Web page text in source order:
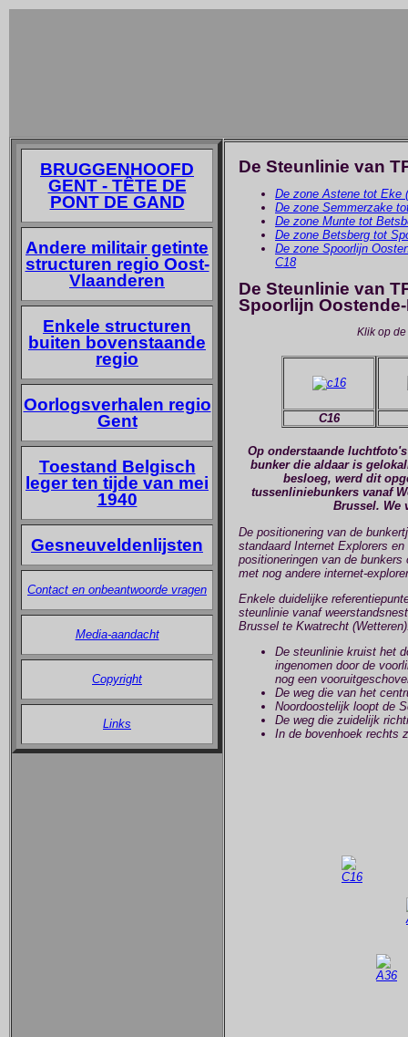
BRUGGENHOOFD
GENT - TÊTE DE
PONT DE GAND
Andere militair getinte
structuren regio Oost-
Vlaanderen
Enkele structuren
buiten bovenstaande
regio
Oorlogsverhalen regio
Gent
Toestand Belgisch
leger ten tijde van mei
1940
Gesneuveldenlijsten
Contact en onbeantwoorde vragen
Media-aandacht
Copyright
Links
De Steunlinie van
De zone Astene tot Eke
De zone Semmerzake
De zone Munte tot
De zone Betsberg tot
De zone Spoorlijn
C18
De Steunlinie van
Spoorlijn
Klik op
C16
Op onderstaande
bunker die aldaar is
besloeg, werd dit
tussenliniebunkers vanaf
Brussel. We
De positionering van de
standaard Internet Explorers
positioneringen van de
met nog andere internet-
Enkele duidelijke
steunlinie vanaf
Brussel te Kwatrecht
De steunlinie kruist het
ingenomen door de
nog een
De weg die van het
Noordoostelijk loopt de
De weg die zuidelijk
In de bovenhoek rechts